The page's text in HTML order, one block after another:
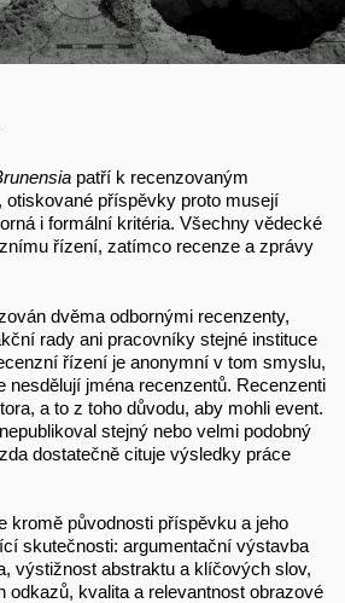
patří k recenzovaným
příspěvky proto musejí
i formální kritéria. Všechny vědecké
řízení, zatímco recenze a zprávy
dvěma odbornými recenzenty,
rady ani pracovníky stejné instituce
řízení je anonymní v tom smyslu,
nesdělují jména recenzentů. Recenzenti
a to z toho důvodu, aby mohli event.
stejný nebo velmi podobný
dostatečně cituje výsledky práce
kromě původnosti příspěvku a jeho
skutečnosti: argumentační výstavba
výstižnost abstraktu a klíčových slov,
odkazů, kvalita a relevantnost obrazové